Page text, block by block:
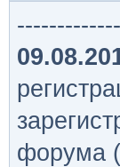
форума